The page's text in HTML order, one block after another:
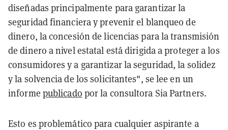
diseñadas principalmente para garantizar la
seguridad financiera y prevenir el blanqueo de
dinero, la concesión de licencias para la transmisión
de dinero a nivel estatal está dirigida a proteger a los
consumidores y a garantizar la seguridad, la solidez
y la solvencia de los solicitantes", se lee en un
informe publicado por la consultora Sia Partners.
Esto es problemático para cualquier aspirante a